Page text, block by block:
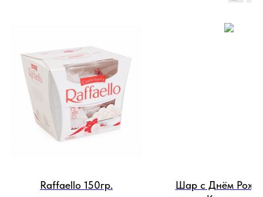
Raffaello 150гр.
Шар с Днём